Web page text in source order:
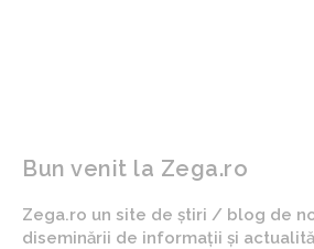
Bun venit la Zega.ro
Zega.ro un site de știri / blog de
diseminării de informații și